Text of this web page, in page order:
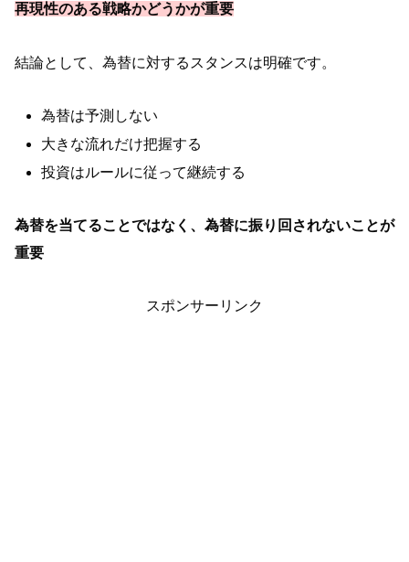
再現性のある戦略かどうかが重要
結論として、為替に対するスタンスは明確です。
為替は予測しない
大きな流れだけ把握する
投資はルールに従って継続する
為替を当てることではなく、為替に振り回されないことが
重要
スポンサーリンク